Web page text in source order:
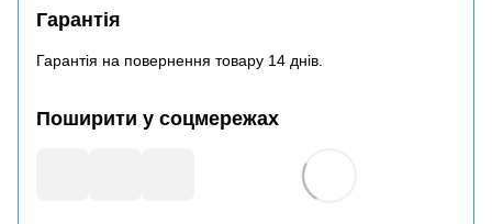
Гарантія
Гарантія на повернення товару 14 днів.
Поширити у соцмережах